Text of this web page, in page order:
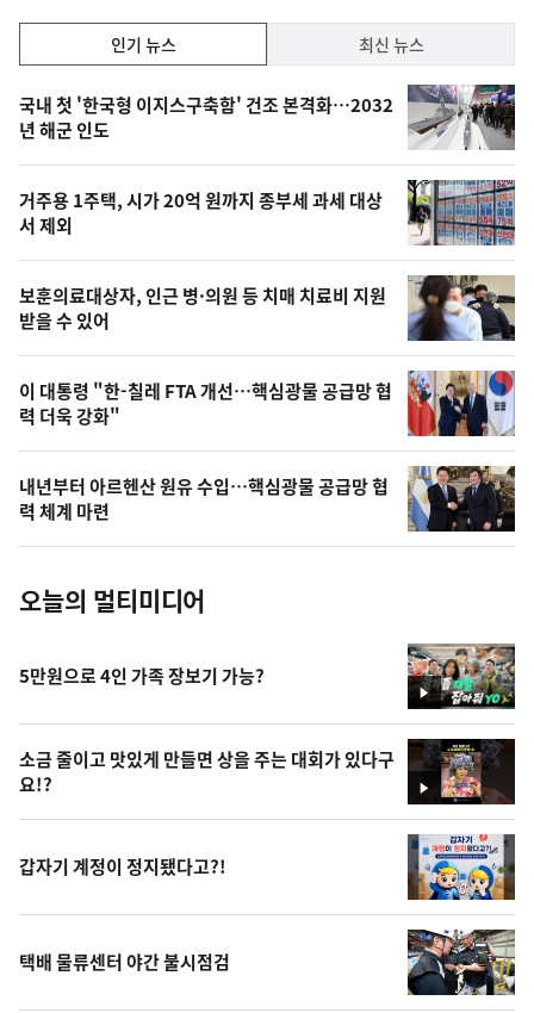
기,
최
신,
오
늘
의
영
상
오
늘
의
사
진
인기 뉴스 최신 뉴스
기
뉴
스
국내 첫 '한국형 이지스구축함' 건조 본격화…2032
년 해군 인도
거주용 1주택, 시가 20억 원까지 종부세 과세 대상
서 제외
보훈의료대상자, 인근 병·의원 등 치매 치료비 지원
받을 수 있어
이 대통령 "한-칠레 FTA 개선…핵심광물 공급망 협
력 더욱 강화"
내년부터 아르헨산 원유 수입…핵심광물 공급망 협
력 체계 마련
오늘의 멀티미디어
영
상
5만원으로 4인 가족 장보기 가능?
영
상
소금 줄이고 맛있게 만들면 상을 주는 대회가 있다구
요!?
갑자기 계정이 정지됐다고?!
택배 물류센터 야간 불시점검